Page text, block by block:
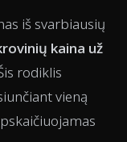
iš svarbiausių
kaina už
rodiklis
vieną